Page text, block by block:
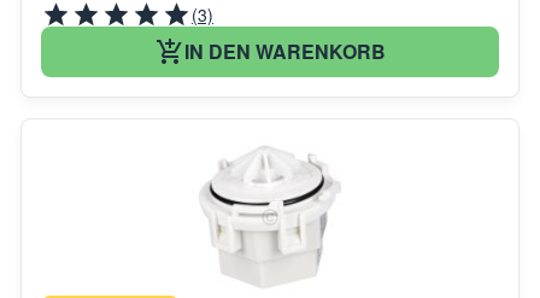
(3)
IN DEN WARENKORB